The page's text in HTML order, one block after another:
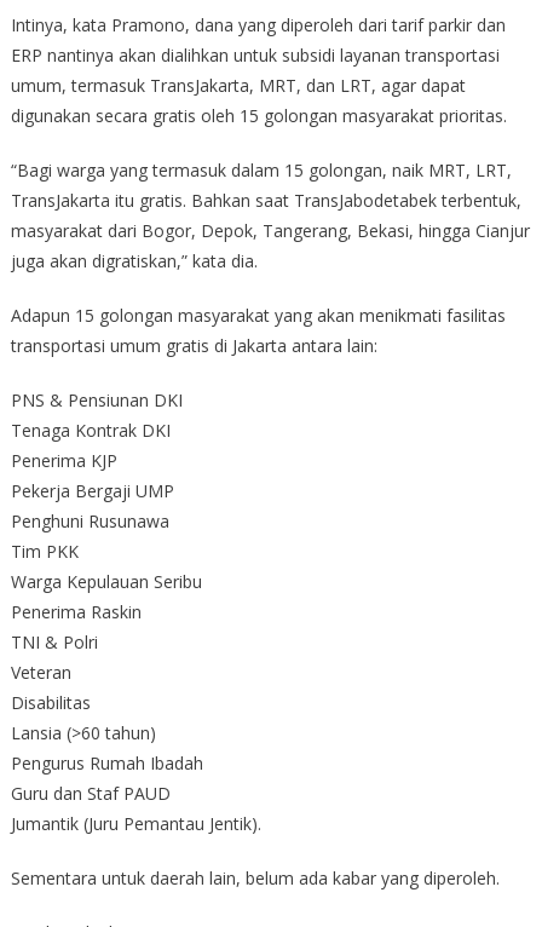
Intinya, kata Pramono, dana yang diperoleh dari tarif parkir dan
ERP nantinya akan dialihkan untuk subsidi layanan transportasi
umum, termasuk TransJakarta, MRT, dan LRT, agar dapat
digunakan secara gratis oleh 15 golongan masyarakat prioritas.
“Bagi warga yang termasuk dalam 15 golongan, naik MRT, LRT,
TransJakarta itu gratis. Bahkan saat TransJabodetabek terbentuk,
masyarakat dari Bogor, Depok, Tangerang, Bekasi, hingga Cianjur
juga akan digratiskan,” kata dia.
Adapun 15 golongan masyarakat yang akan menikmati fasilitas
transportasi umum gratis di Jakarta antara lain:
PNS & Pensiunan DKI
Tenaga Kontrak DKI
Penerima KJP
Pekerja Bergaji UMP
Penghuni Rusunawa
Tim PKK
Warga Kepulauan Seribu
Penerima Raskin
TNI & Polri
Veteran
Disabilitas
Lansia (>60 tahun)
Pengurus Rumah Ibadah
Guru dan Staf PAUD
Jumantik (Juru Pemantau Jentik).
Sementara untuk daerah lain, belum ada kabar yang diperoleh.